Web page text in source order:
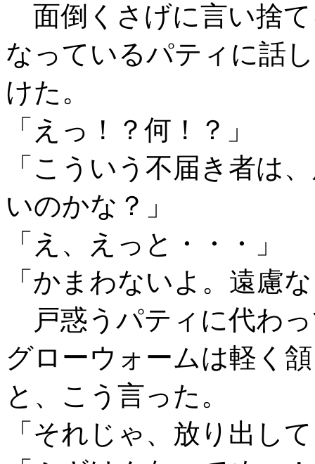
面倒くさげに言い捨
なっているパティに話
けた。
「えっ！？何！？」
「こういう不届き者は
いのかな？」
「え、えっと・・・」
「かまわないよ。遠慮
戸惑うパティに代わ
グローウォームは軽く
と、こう言った。
「それじゃ、放り出し